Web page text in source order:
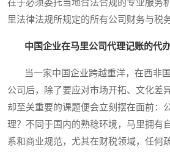
在于必须委托当地合法合规的专业服务
里法律法规所规定的所有公司财务与税
中国企业在马里公司代理记账的代
当一家中国企业跨越重洋，在西非国
公司后，除了要应对市场开拓、文化差
却至关重要的课题便会立刻摆在面前：
理？不同于国内的熟稔环境，马里拥有
系和商业规范，尤其在财税领域，任何